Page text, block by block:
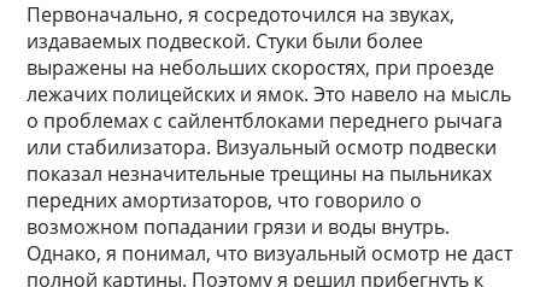
Первоначально, я сосредоточился на звуках,
издаваемых подвеской. Стуки были более
выражены на небольших скоростях, при проезде
лежачих полицейских и ямок. Это навело на мысль
о проблемах с сайлентблоками переднего рычага
или стабилизатора. Визуальный осмотр подвески
показал незначительные трещины на пыльниках
передних амортизаторов, что говорило о
возможном попадании грязи и воды внутрь.
Однако, я понимал, что визуальный осмотр не даст
полной картины. Поэтому я решил прибегнуть к